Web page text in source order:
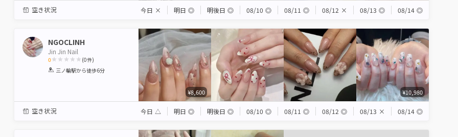
空き状況 今日 × 明日 ◎ 明後日 ◎ 08/10 ◎ 08/11 ◎ 08/12 × 08/13 ◎ 08/14 ◎
NGOCLINH
Jin Jin Nail
0
1 2 3 4 5
(0件)
三ノ輪駅から徒歩6分
¥8,600 ¥10,980
空き状況 今日 △ 明日 ◎ 明後日 ◎ 08/10 ◎ 08/11 ◎ 08/12 ◎ 08/13 × 08/14 ◎